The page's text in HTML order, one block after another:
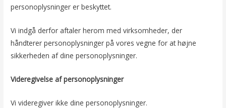
personoplysninger er beskyttet.
Vi indgå derfor aftaler herom med virksomheder, der
håndterer personoplysninger på vores vegne for at højne
sikkerheden af dine personoplysninger.
Videregivelse af personoplysninger
Vi videregiver ikke dine personoplysninger.